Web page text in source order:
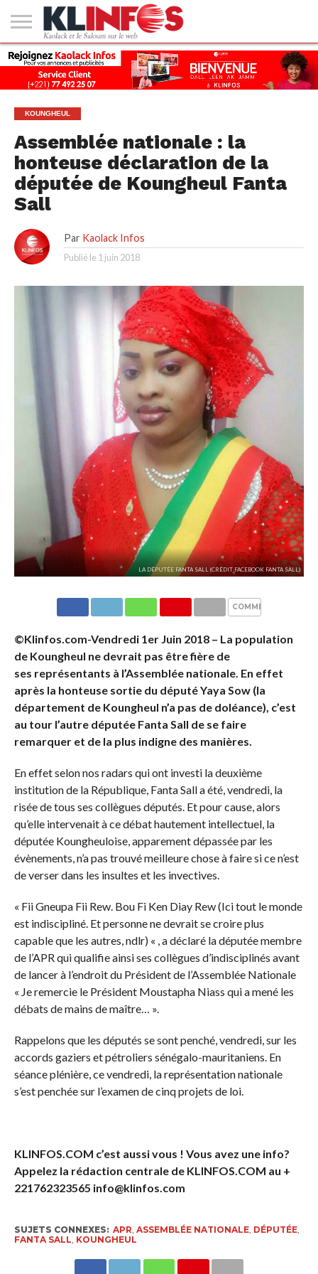
#2
(PAS
DE
TITRE)
KAOLACK
POLITIQUE
ECONOMIE
SOCIÉTÉ
CULTURE
PEOPLE
SPORT
SANTÉ
AFRIQUE
INTERNATIONAL
EMPLOI &
FORMATION
KOUNGHEUL
Assemblée nationale : la
honteuse déclaration de la
députée de Koungheul Fanta
Sall
Par Kaolack Infos
Publié le 1 juin 2018
LA DÉPUTÉE FANTA SALL (CRÉDIT FACEBOOK FANTA SALL)
COMMENTAIRES
©Klinfos.com-Vendredi 1er Juin 2018 – La population
de Koungheul ne devrait pas être fière de
ses représentants à l’Assemblée nationale. En effet
après la honteuse sortie du député Yaya Sow (la
département de Koungheul n’a pas de doléance), c’est
au tour l’autre députée Fanta Sall de se faire
remarquer et de la plus indigne des manières.
En effet selon nos radars qui ont investi la deuxième
institution de la République, Fanta Sall a été, vendredi, la
risée de tous ses collègues députés. Et pour cause, alors
qu’elle intervenait à ce débat hautement intellectuel, la
députée Koungheuloise, apparement dépassée par les
évènements, n’a pas trouvé meilleure chose à faire si ce n’est
de verser dans les insultes et les invectives.
« Fii Gneupa Fii Rew. Bou Fi Ken Diay Rew (Ici tout le monde
est indiscipliné. Et personne ne devrait se croire plus
capable que les autres, ndlr) « , a déclaré la députée membre
de l’APR qui qualifie ainsi ses collègues d’indisciplinés avant
de lancer à l’endroit du Président de l’Assemblée Nationale
« Je remercie le Président Moustapha Niass qui a mené les
débats de mains de maître… ».
Rappelons que les députés se sont penché, vendredi, sur les
accords gaziers et pétroliers sénégalo-mauritaniens. En
séance plénière, ce vendredi, la représentation nationale
s’est penchée sur l’examen de cinq projets de loi.
KLINFOS.COM c’est aussi vous ! Vous avez une info?
Appelez la rédaction centrale de KLINFOS.COM au +
221762323565 info@klinfos.com
SUJETS CONNEXES: APR, ASSEMBLÉE NATIONALE, DÉPUTÉE,
FANTA SALL, KOUNGHEUL